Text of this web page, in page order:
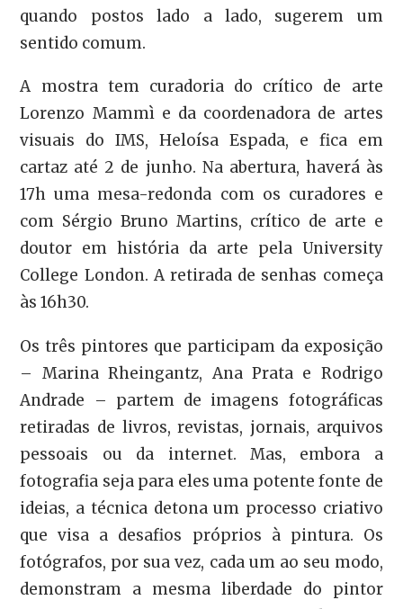
quando postos lado a lado, sugerem um
sentido comum.
A mostra tem curadoria do crítico de arte
Lorenzo Mammì e da coordenadora de artes
visuais do IMS, Heloísa Espada, e fica em
cartaz até 2 de junho. Na abertura, haverá às
17h uma mesa-redonda com os curadores e
com Sérgio Bruno Martins, crítico de arte e
doutor em história da arte pela University
College London. A retirada de senhas começa
às 16h30.
Os três pintores que participam da exposição
– Marina Rheingantz, Ana Prata e Rodrigo
Andrade – partem de imagens fotográficas
retiradas de livros, revistas, jornais, arquivos
pessoais ou da internet. Mas, embora a
fotografia seja para eles uma potente fonte de
ideias, a técnica detona um processo criativo
que visa a desafios próprios à pintura. Os
fotógrafos, por sua vez, cada um ao seu modo,
demonstram a mesma liberdade do pintor